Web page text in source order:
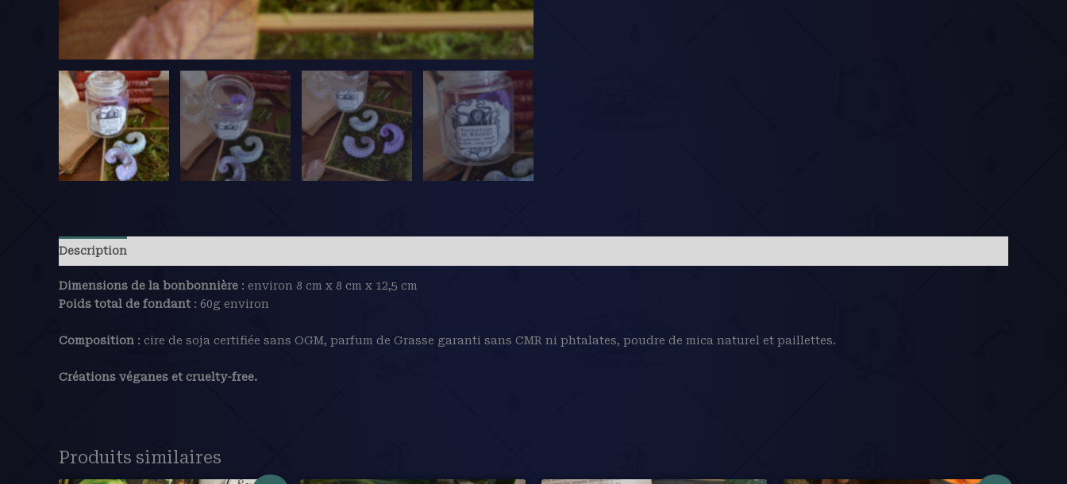
Description
Dimensions de la bonbonnière: environ 8 cm x 8 cm x 12,5 cm
Poids total de fondant: 60g environ
Composition: cire de soja certifiée sans OGM, parfum de Grasse garanti sans CMR ni phtalates, poudre de mica naturel et paillettes.
Créations véganes et cruelty-free.
Produits similaires